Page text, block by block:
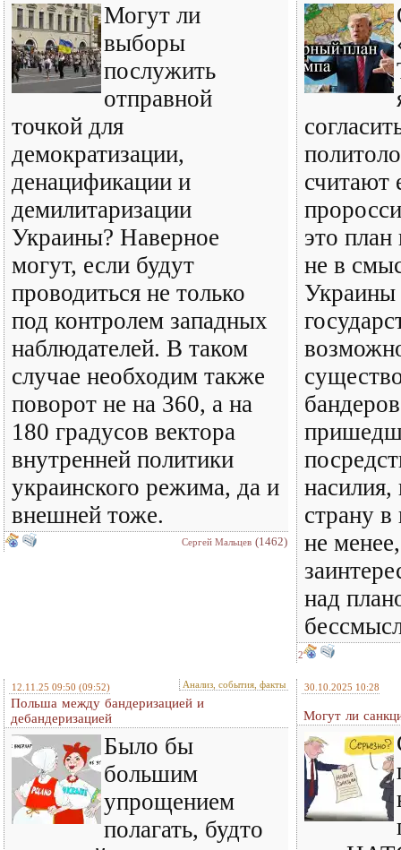
Могут ли
выборы
послужить
отправной
точкой для
демократизации,
денацификации и
демилитаризации
Украины? Наверное
могут, если будут
проводиться не только
под контролем западных
наблюдателей. В таком
случае необходим также
поворот не на 360, а на
180 градусов вектора
внутренней политики
украинского режима, да и
внешней тоже.
Сергей Мальцев (1462)
считают
это
не в
Украины
насилия,
страну
не
над
2
12.11.25 09:50 (09:52) Анализ, события, факты
Польша между бандеризацией и
дебандеризацией
Было бы
большим
упрощением
полагать, будто
30.10.2025 10:28
Могут ли